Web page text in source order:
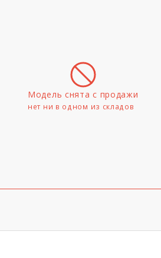
Модель снята с продажи
нет ни в одном из складов